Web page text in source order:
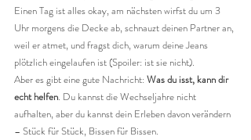
Einen Tag ist alles okay, am nächsten wirfst du um 3
Uhr morgens die Decke ab, schnauzt deinen Partner an,
weil er atmet, und fragst dich, warum deine Jeans
plötzlich eingelaufen ist (Spoiler: ist sie nicht).
Aber es gibt eine gute Nachricht: Was du isst, kann dir
echt helfen. Du kannst die Wechseljahre nicht
aufhalten, aber du kannst dein Erleben davon verändern
– Stück für Stück, Bissen für Bissen.